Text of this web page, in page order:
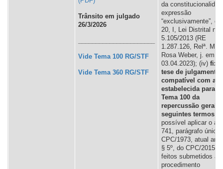
Trânsito em julgado
26/3/2026
Vide Tema 100 RG/STF
Vide Tema 360 RG/STF
da
expressão
“exclusivamente”,
20, I, Lei Distrital nº
5.105/2013 (RE
1.287.126, Relª.
Rosa Weber, j. em
03.04.2023); (iv)
tese de julgamento
compatível com a
estabelecida para o
Tema 100 da
repercussão geral,
seguintes termos
possível aplicar o
741, parágrafo
CPC/1973, atual art.
§ 5º, do CPC/2015,
feitos submetidos ao
procedimento